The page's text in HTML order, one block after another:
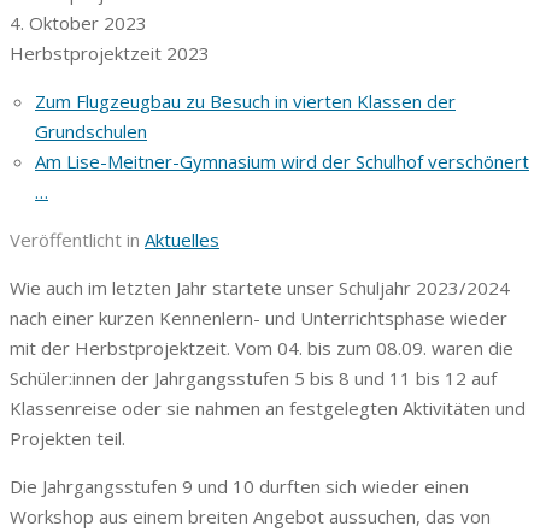
4. Oktober 2023
Herbstprojektzeit 2023
Zum Flugzeugbau zu Besuch in vierten Klassen der
Grundschulen
Am Lise-Meitner-Gymnasium wird der Schulhof verschönert
…
Veröffentlicht in Aktuelles
Wie auch im letzten Jahr startete unser Schuljahr 2023/2024
nach einer kurzen Kennenlern- und Unterrichtsphase wieder
mit der Herbstprojektzeit. Vom 04. bis zum 08.09. waren die
Schüler:innen der Jahrgangsstufen 5 bis 8 und 11 bis 12 auf
Klassenreise oder sie nahmen an festgelegten Aktivitäten und
Projekten teil.
Die Jahrgangsstufen 9 und 10 durften sich wieder einen
Workshop aus einem breiten Angebot aussuchen, das von